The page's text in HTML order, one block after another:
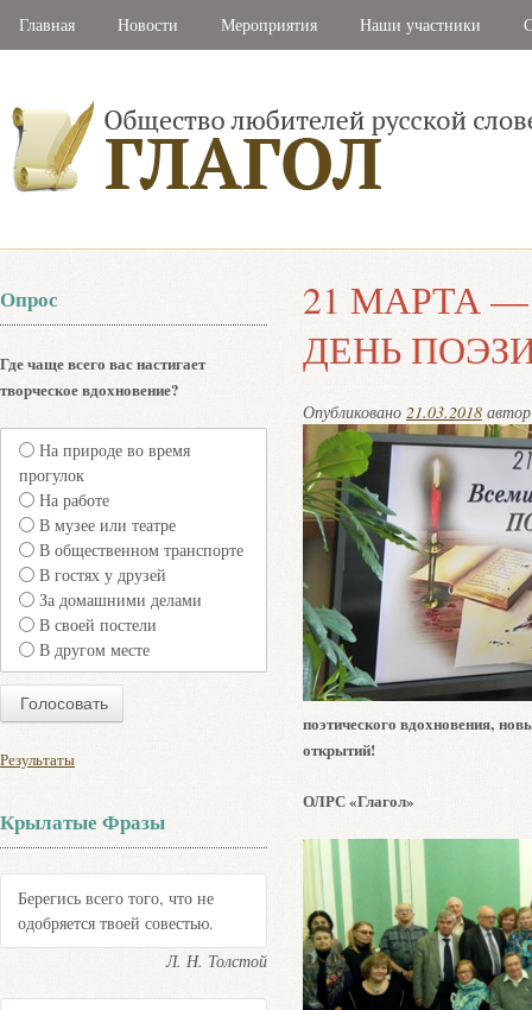
Главная Новости Мероприятия Наши участники
21 МАРТА
ДЕНЬ
Опубликовано 21.03.2018
поэтического вдохновения,
открытий!
ОЛРС «Глагол»
Опрос
Где чаще всего вас настигает
творческое вдохновение?
На природе во время
прогулок
На работе
В музее или театре
В общественном транспорте
В гостях у друзей
За домашними делами
В своей постели
В другом месте
Результаты
Крылатые Фразы
Берегись всего того, что не
одобряется твоей совестью.
Л. Н. Толстой